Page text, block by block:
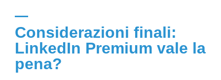
Considerazioni finali:
LinkedIn Premium vale la
pena?